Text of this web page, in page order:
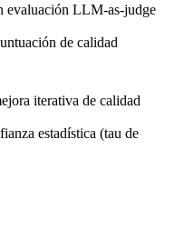
evaluación LLM-as-judge
de calidad
iterativa de calidad
estadística (tau de